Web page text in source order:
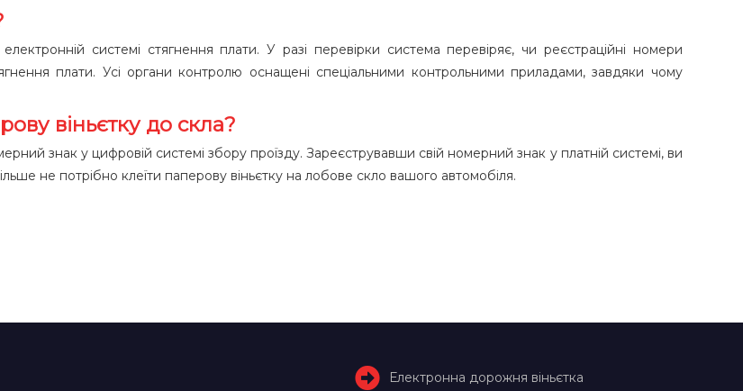
системі стягнення плати. У разі перевірки система перевіряє, чи реєстраційні номери
плати. Усі органи контролю оснащені спеціальними контрольними приладами, завдяки чому
віньєтку до скла?
знак у цифровій системі збору проїзду. Зареєструвавши свій номерний знак у платній системі, ви
не потрібно клеїти паперову віньєтку на лобове скло вашого автомобіля.
Електронна дорожня віньєтка